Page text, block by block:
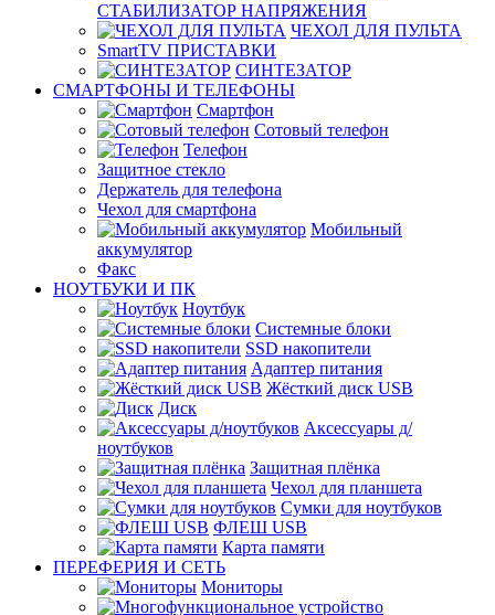
СТАБИЛИЗАТОР НАПРЯЖЕНИЯ
ЧЕХОЛ ДЛЯ ПУЛЬТА
SmartTV ПРИСТАВКИ
СИНТЕЗАТОР
СМАРТФОНЫ И ТЕЛЕФОНЫ
Смартфон
Сотовый телефон
Телефон
Защитное стекло
Держатель для телефона
Чехол для смартфона
Мобильный
аккумулятор
Факс
НОУТБУКИ И ПК
Ноутбук
Системные блоки
SSD накопители
Адаптер питания
Жёсткий диск USB
Диск
Аксессуары д/
ноутбуков
Защитная плёнка
Чехол для планшета
Сумки для ноутбуков
ФЛЕШ USB
Карта памяти
ПЕРЕФЕРИЯ И СЕТЬ
Мониторы